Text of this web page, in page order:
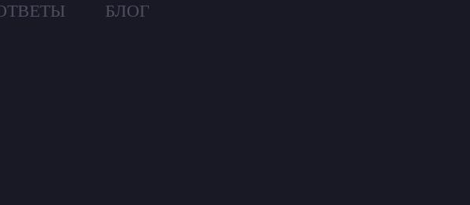
БЛОГ